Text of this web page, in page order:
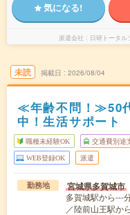
気になる!
派遣会社 日研トータ
未読 掲載日 2026/08/04
≪年齢不問！≫50
中！生活サポート
職種未経験OK 交通費別途
WEB登録OK 派遣
勤務地 宮城県多賀城市
多賀城駅から---
／陸前山王駅か